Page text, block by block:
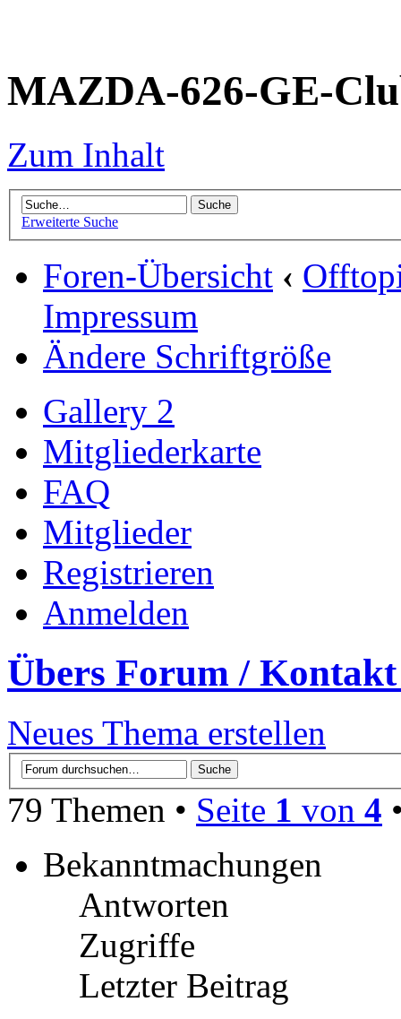
MAZDA-626-GE-
Zum Inhalt
Erweiterte Suche
Foren-Übersicht ‹
Impressum
Ändere Schriftgröße
Gallery 2
Mitgliederkarte
FAQ
Mitglieder
Registrieren
Anmelden
Übers Forum /
Neues Thema erstellen
79 Themen • Seite 1 von 4
Bekanntmachungen
Antworten
Zugriffe
Letzter Beitrag